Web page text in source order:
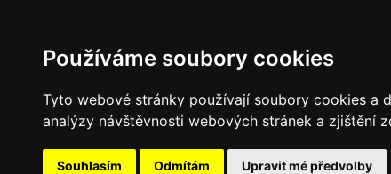
Používáme soubory cookies
Tyto webové stránky používají soubory cookies a
analýzy návštěvnosti webových stránek a zjištění
Souhlasím Odmítám Upravit mé předvolby